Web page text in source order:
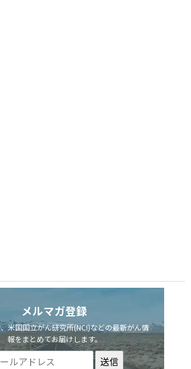
メルマガ登録
米国国立がん研究所(NCI)などの最新がん情
報をまとめてお届けします。